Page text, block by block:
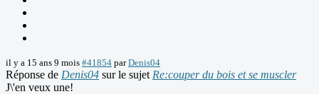
il y a 15 ans 9 mois #41854 parDenis04
Réponse de Denis04 sur le sujet Re:couper du bois et se muscler
J\'en veux une!